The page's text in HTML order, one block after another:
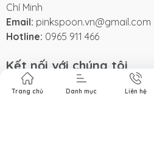
Chí Minh
Email: pinkspoon.vn@gmail.com
Hotline: 0965 911 466
Kết nối với chúng tôi
Trang chủ Danh mục Liên hệ